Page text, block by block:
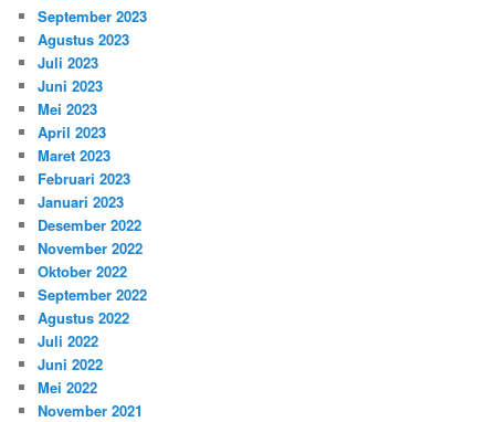
September 2023
Agustus 2023
Juli 2023
Juni 2023
Mei 2023
April 2023
Maret 2023
Februari 2023
Januari 2023
Desember 2022
November 2022
Oktober 2022
September 2022
Agustus 2022
Juli 2022
Juni 2022
Mei 2022
November 2021